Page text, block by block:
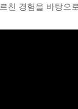
친 경험을 바탕으